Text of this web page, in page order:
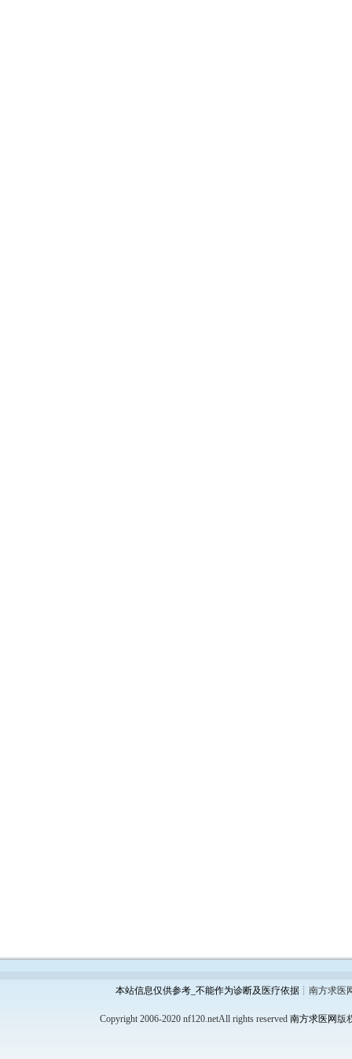
本站信息仅供参考_不能作为诊断及医疗依据┊南方求医
Copyright 2006-2020 nf120.netAll rights reserved 南方求医网 版